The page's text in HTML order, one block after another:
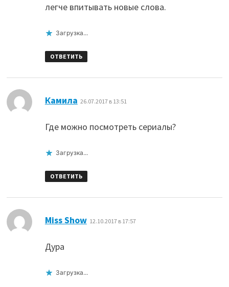
легче впитывать новые слова.
Загрузка...
ОТВЕТИТЬ
Камила 26.07.2017 в 13:51
Где можно посмотреть сериалы?
Загрузка...
ОТВЕТИТЬ
Miss Show: 12.10.2017 в 17:57
Дура
Загрузка...